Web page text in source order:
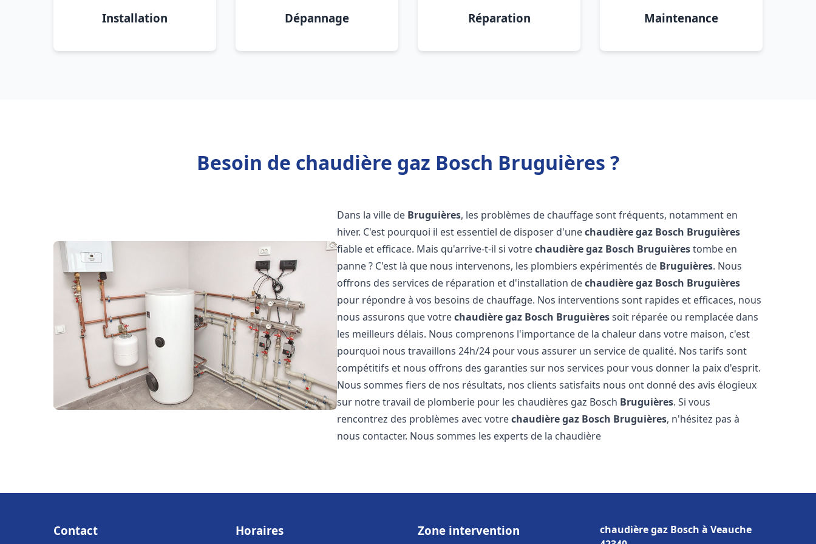
Installation Dépannage Réparation Maintenance
Besoin de chaudière gaz Bosch Bruguières ?
Dans la ville de Bruguières, les problèmes de chauffage sont fréquents, notamment en
hiver. C'est pourquoi il est essentiel de disposer d'unechaudière gaz Bosch Bruguières
fiable et efficace. Mais qu'arrive-t-il si votrechaudière gaz Bosch Bruguièrestombe en
panne ? C'est là que nous intervenons, les plombiers expérimentés de Bruguières. Nous
offrons des services de réparation et d'installation dechaudière gaz Bosch Bruguières
pour répondre à vos besoins de chauffage. Nos interventions sont rapides et efficaces, nous
nous assurons que votrechaudière gaz Bosch Bruguièressoit réparée ou remplacée dans
les meilleurs délais. Nous comprenons l'importance de la chaleur dans votre maison, c'est
pourquoi nous travaillons 24h/24 pour vous assurer un service de qualité. Nos tarifs sont
compétitifs et nous offrons des garanties sur nos services pour vous donner la paix d'esprit.
Nous sommes fiers de nos résultats, nos clients satisfaits nous ont donné des avis élogieux
sur notre travail de plomberie pour les chaudières gaz Bosch Bruguières. Si vous
rencontrez des problèmes avec votrechaudière gaz Bosch Bruguières, n'hésitez pas à
nous contacter. Nous sommes les experts de la chaudière
Contact Horaires Zone intervention
chaudière gaz Bosch à Veauche